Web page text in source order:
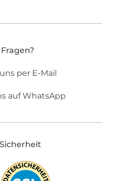
per E-Mail
auf WhatsApp